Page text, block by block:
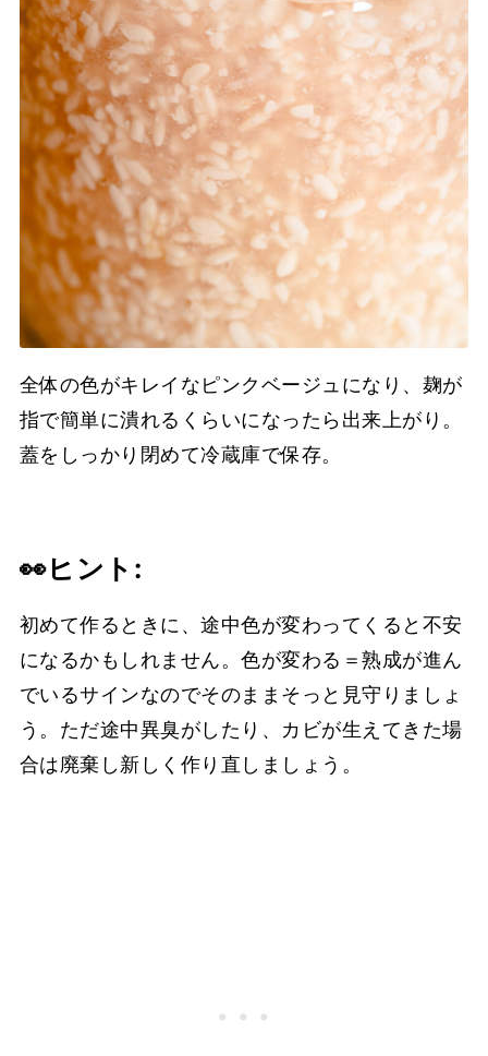
全体の色がキレイなピンクベージュになり、麹が
指で簡単に潰れるくらいになったら出来上がり。
蓋をしっかり閉めて冷蔵庫で保存。
👀ヒント :
初めて作るときに、途中色が変わってくると不安
になるかもしれません。色が変わる＝熟成が進ん
でいるサインなのでそのままそっと見守りましょ
う。ただ途中異臭がしたり、カビが生えてきた場
合は廃棄し新しく作り直しましょう。